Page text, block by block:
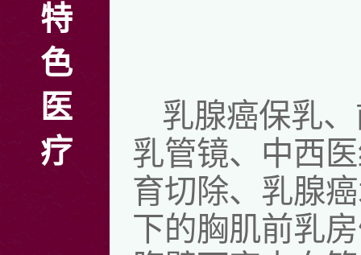
特
色
医
疗
乳腺癌保乳
乳管镜、中西
育切除、乳腺
下的胸肌前乳